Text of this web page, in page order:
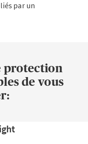
par un
protection
de vous